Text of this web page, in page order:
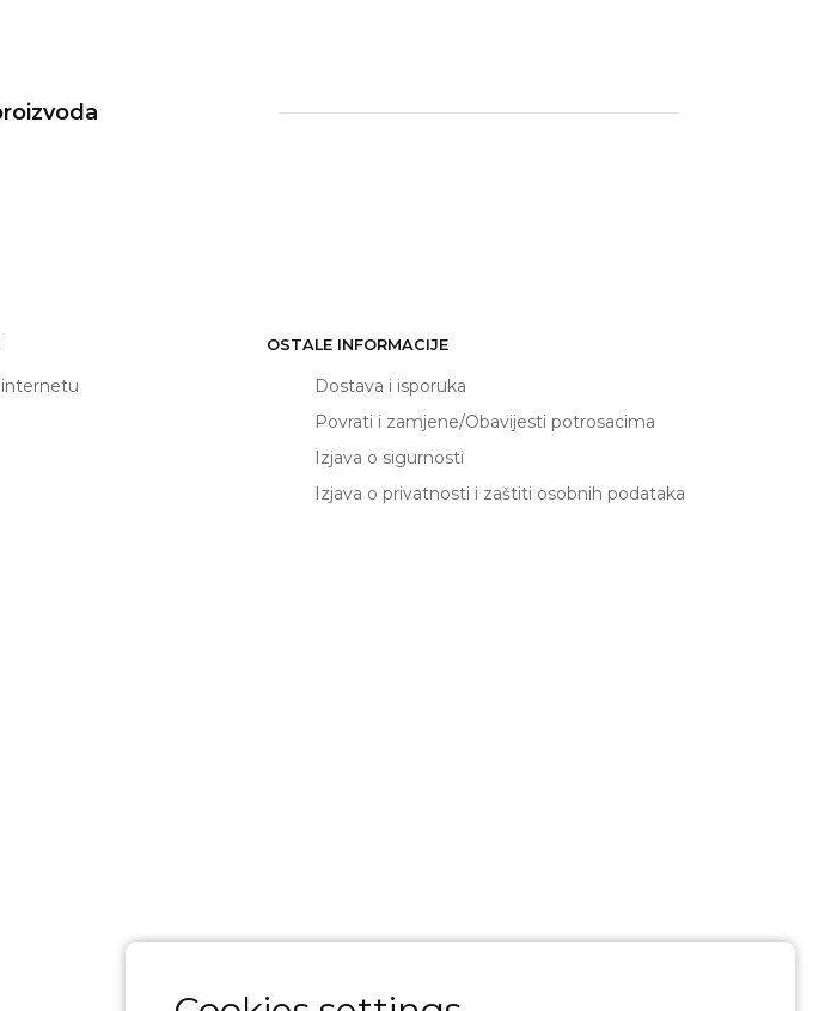
OSTALE INFORMACIJE
Dostava i isporuka
Povrati i zamjene/Obavijesti potrosacima
Izjava o sigurnosti
Izjava o privatnosti i zaštiti osobnih podataka